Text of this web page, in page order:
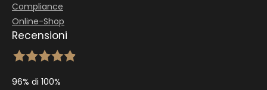
Compliance
Online-Shop
Recensioni
96% di 100%